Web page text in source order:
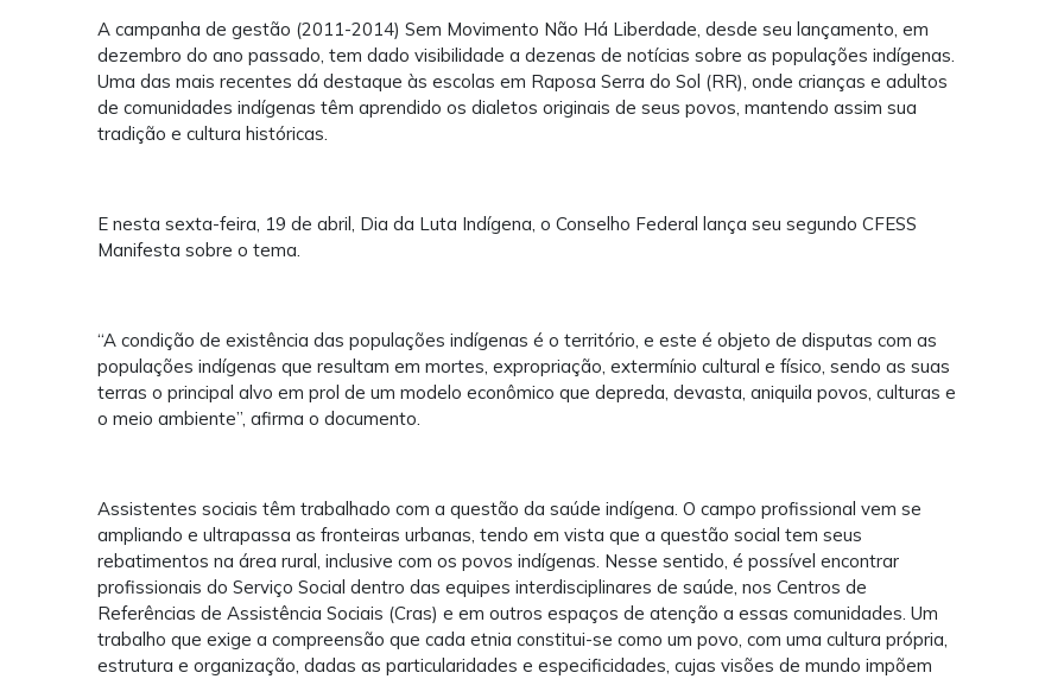
A campanha de gestão (2011-2014) Sem Movimento Não Há Liberdade, desde seu lançamento, em
dezembro do ano passado, tem dado visibilidade a dezenas de notícias sobre as populações indígenas.
Uma das mais recentes dá destaque às escolas em Raposa Serra do Sol (RR), onde crianças e adultos
de comunidades indígenas têm aprendido os dialetos originais de seus povos, mantendo assim sua
tradição e cultura históricas.
E nesta sexta-feira, 19 de abril, Dia da Luta Indígena, o Conselho Federal lança seu segundo CFESS
Manifesta sobre o tema.
“A condição de existência das populações indígenas é o território, e este é objeto de disputas com as
populações indígenas que resultam em mortes, expropriação, extermínio cultural e físico, sendo as suas
terras o principal alvo em prol de um modelo econômico que depreda, devasta, aniquila povos, culturas e
o meio ambiente”, afirma o documento.
Assistentes sociais têm trabalhado com a questão da saúde indígena. O campo profissional vem se
ampliando e ultrapassa as fronteiras urbanas, tendo em vista que a questão social tem seus
rebatimentos na área rural, inclusive com os povos indígenas. Nesse sentido, é possível encontrar
profissionais do Serviço Social dentro das equipes interdisciplinares de saúde, nos Centros de
Referências de Assistência Sociais (Cras) e em outros espaços de atenção a essas comunidades. Um
trabalho que exige a compreensão que cada etnia constitui-se como um povo, com uma cultura própria,
estrutura e organização, dadas as particularidades e especificidades, cujas visões de mundo impõem